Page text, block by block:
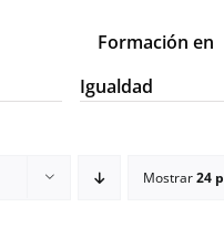
Formación en
Igualdad
Mostrar24